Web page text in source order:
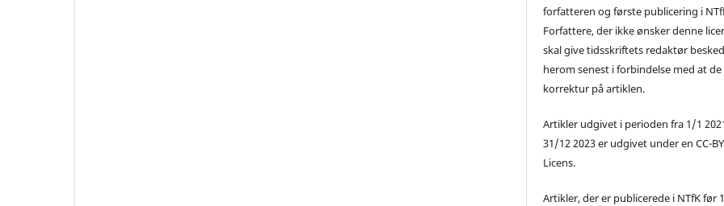
forfatteren og første publicering i
Forfattere, der ikke ønsker denne
skal give tidsskriftets redaktør besked
herom senest i forbindelse med at
korrektur på artiklen.
Artikler udgivet i perioden fra 1/1
31/12 2023 er udgivet under en CC-
Licens.
Artikler, der er publicerede i NTfK før